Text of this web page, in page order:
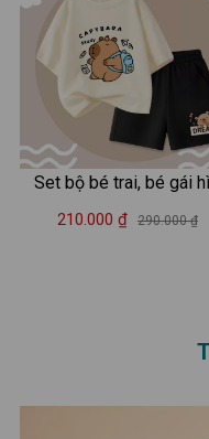
Set bộ bé trai, bé gái
capybara đeo cặp -
210.000 ₫ 290.000 ₫